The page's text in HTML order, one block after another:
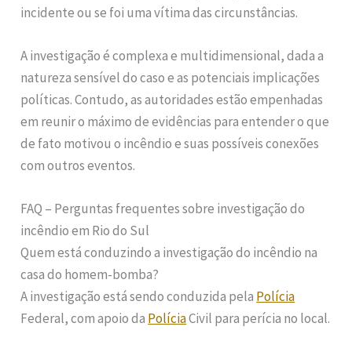
incidente ou se foi uma vítima das circunstâncias.
A investigação é complexa e multidimensional, dada a
natureza sensível do caso e as potenciais implicações
políticas. Contudo, as autoridades estão empenhadas
em reunir o máximo de evidências para entender o que
de fato motivou o incêndio e suas possíveis conexões
com outros eventos.
FAQ – Perguntas frequentes sobre investigação do
incêndio em Rio do Sul
Quem está conduzindo a investigação do incêndio na
casa do homem-bomba?
A investigação está sendo conduzida pela Polícia
Federal, com apoio da PolíciaCivil para perícia no local.